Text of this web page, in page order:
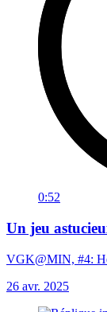
0:52
Un jeu
VGK@MIN, #4:
26 avr. 2025